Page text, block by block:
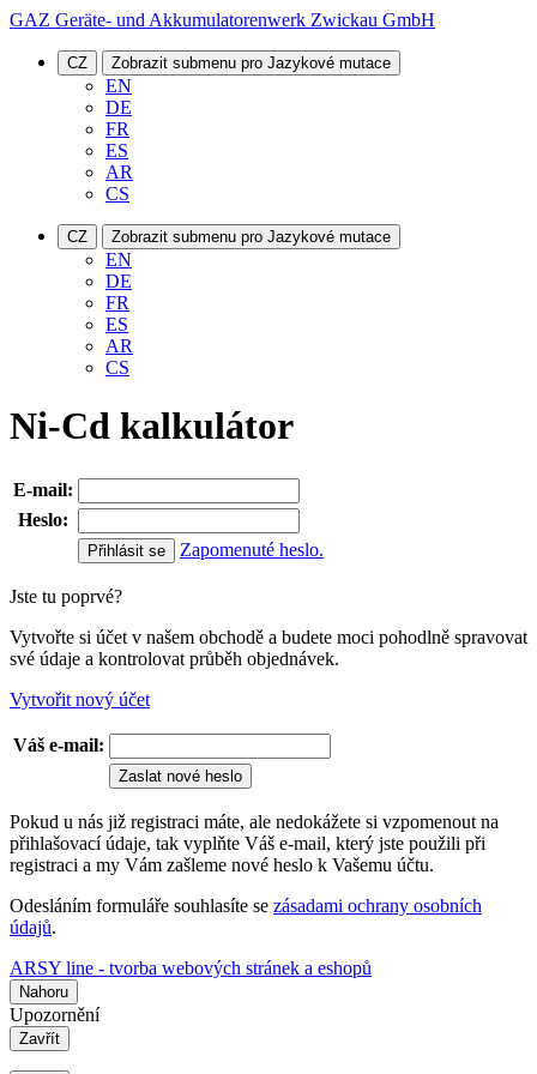
GAZ Geräte- und Akkumulatorenwerk Zwickau GmbH
CZ Zobrazit submenu pro Jazykové mutace
EN
DE
FR
ES
AR
CS
CZ Zobrazit submenu pro Jazykové mutace
EN
DE
FR
ES
AR
CS
Ni-Cd kalkulátor
E-mail:
Heslo:
Zapomenuté heslo.
Jste tu poprvé?
Vytvořte si účet v našem obchodě a budete moci pohodlně spravovat
své údaje a kontrolovat průběh objednávek.
Vytvořit nový účet
Váš e-mail:
Zaslat nové heslo
Pokud u nás již registraci máte, ale nedokážete si vzpomenout na
přihlašovací údaje, tak vyplňte Váš e-mail, který jste použili při
registraci a my Vám zašleme nové heslo k Vašemu účtu.
Odesláním formuláře souhlasíte se zásadami ochrany osobních
údajů.
ARSY line - tvorba webových stránek a eshopů
Nahoru
Upozornění
Zavřít